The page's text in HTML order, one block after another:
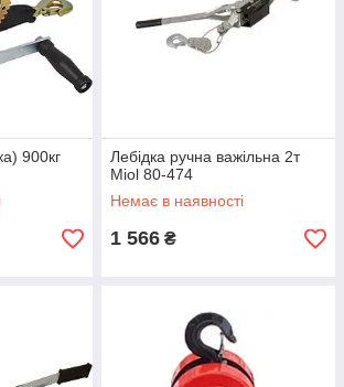
900кг
Лебідка ручна важільна 2т
Miol 80-474
Немає в наявності
1 566 ₴